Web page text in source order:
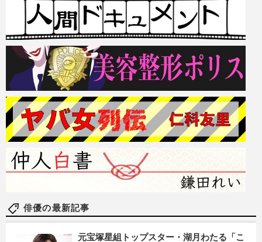
俳優の最新記事
元宝塚星組トップスター・湖月わたる「こ